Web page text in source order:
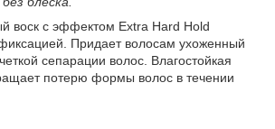
воск с эффектом Extra Hard Hold
Придает волосам ухоженный
сепарации волос. Влагостойкая
потерю формы волос в течении